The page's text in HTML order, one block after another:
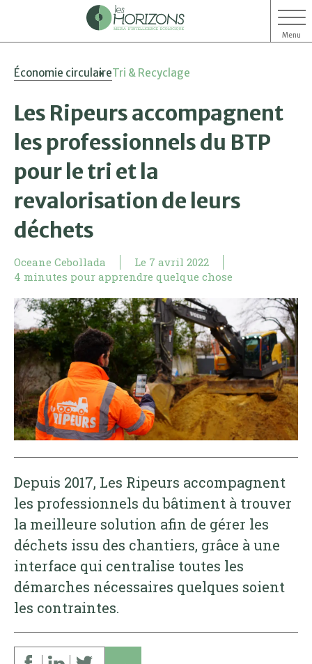
Menu
Économie circulaireTri & Recyclage
Les Ripeurs accompagnent
les professionnels du BTP
pour le tri et la
revalorisation de leurs
déchets
Oceane Cebollada Le 7 avril 2022
4 minutes pour apprendre quelque chose
Depuis 2017, Les Ripeurs accompagnent
les professionnels du bâtiment à trouver
la meilleure solution afin de gérer les
déchets issu des chantiers, grâce à une
interface qui centralise toutes les
démarches nécessaires quelques soient
les contraintes.